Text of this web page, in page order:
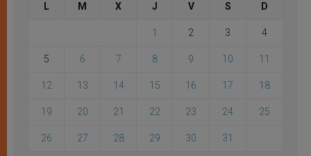
L M X J V S D
1 2 3 4
5 6 7 8 9 10 11
12 13 14 15 16 17 18
19 20 21 22 23 24 25
26 27 28 29 30 31